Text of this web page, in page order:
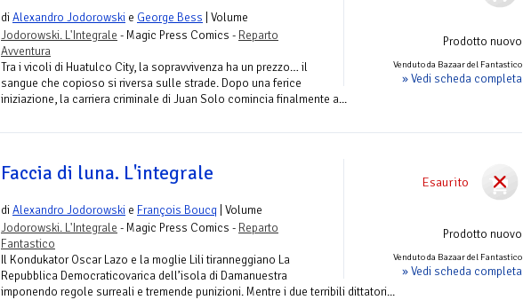
Prodotto nuovo
Venduto da Bazaar del Fantastico
» Vedi scheda completa
diAlexandro Jodorowski e George Bess | Volume
Jodorowski. L'Integrale - Magic Press Comics - Reparto
Avventura
Tra i vicoli di Huatulco City, la sopravvivenza ha un prezzo… il
sangue che copioso si riversa sulle strade. Dopo una ferice
iniziazione, la carriera criminale di Juan Solo comincia finalmente a...
Esaurito
Prodotto nuovo
Venduto da Bazaar del Fantastico
» Vedi scheda completa
Faccia di luna. L'integrale
diAlexandro Jodorowski e François Boucq | Volume
Jodorowski. L'Integrale - Magic Press Comics - Reparto
Fantastico
Il Kondukator Oscar Lazo e la moglie Lili tiranneggiano La
Repubblica Democraticovarica dell’isola di Damanuestra
imponendo regole surreali e tremende punizioni. Mentre i due terribili dittatori...